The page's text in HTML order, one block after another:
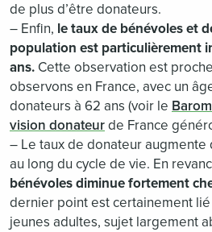
de plus d’être donateurs.
– Enfin, le taux de bénévoles et
population est particulièrement
ans. Cette observation est
observons en France, avec un
donateurs à 62 ans (voir le
vision donateurde France
– Le taux de donateur
au long du cycle de vie. En
bénévoles diminue fortement
dernier point est certainement
jeunes adultes, sujet largement